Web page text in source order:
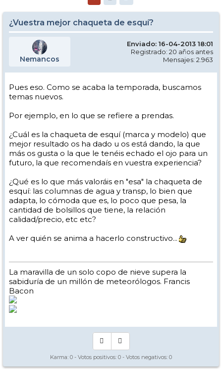
¿Vuestra mejor chaqueta de esquí?
Nemancos
Enviado: 16-04-2013 18:01
Registrado: 20 años antes
Mensajes: 2.963
Pues eso. Como se acaba la temporada, buscamos
temas nuevos.
Por ejemplo, en lo que se refiere a prendas.
¿Cuál es la chaqueta de esquí (marca y modelo) que
mejor resultado os ha dado u os está dando, la que
más os gusta o la que le tenéis echado el ojo para un
futuro, la que recomendaís en vuestra experiencia?
¿Qué es lo que más valoráis en "esa" la chaqueta de
esquí: las columnas de agua y transp, lo bien que
adapta, lo cómoda que es, lo poco que pesa, la
cantidad de bolsillos que tiene, la relación
calidad/precio, etc etc?
A ver quién se anima a hacerlo constructivo...
La maravilla de un solo copo de nieve supera la
sabiduría de un millón de meteorólogos. Francis
Bacon
Karma: 0 - Votos positivos: 0 - Votos negativos: 0